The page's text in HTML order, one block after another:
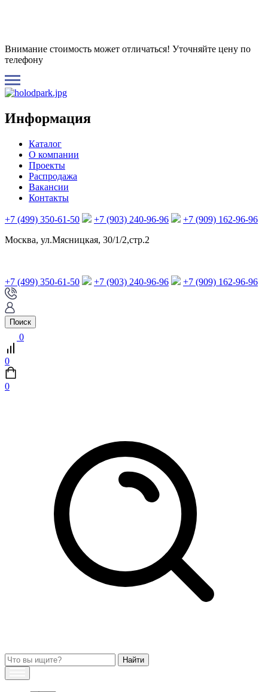
Внимание стоимость может отличаться! Уточняйте цену по
телефону
Информация
Каталог
О компании
Проекты
Распродажа
Вакансии
Контакты
+7 (499) 350-61-50 +7 (903) 240-96-96
+7 (909) 162-96-96
Москва, ул.Мясницкая, 30/1/2,стр.2
+7 (499) 350-61-50 +7 (903) 240-96-96 +7 (909) 162-96-96
Поиск
0
0
0